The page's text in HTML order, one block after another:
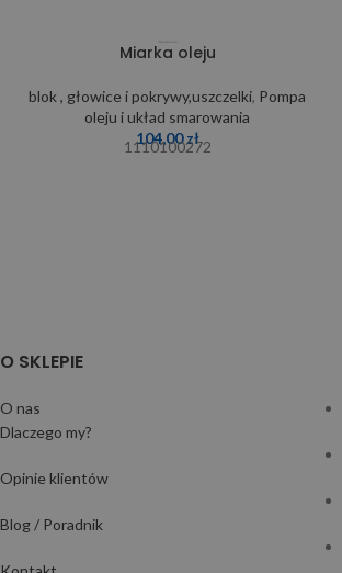
Miarka oleju
blok , głowice i pokrywy,uszczelki, Pompa
oleju i układ smarowania
104,00zł
1110100272
O SKLEPIE
O nas
Dlaczego my?
Opinie klientów
Blog / Poradnik